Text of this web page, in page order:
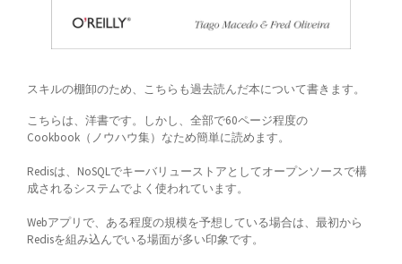
スキルの棚卸のため、こちらも過去読んだ本について書きます。
こちらは、洋書です。しかし、全部で60ページ程度の
Cookbook（ノウハウ集）なため簡単に読めます。
Redisは、NoSQLでキーバリューストアとしてオープンソースで構
成されるシステムでよく使われています。
Webアプリで、ある程度の規模を予想している場合は、最初から
Redisを組み込んでいる場面が多い印象です。